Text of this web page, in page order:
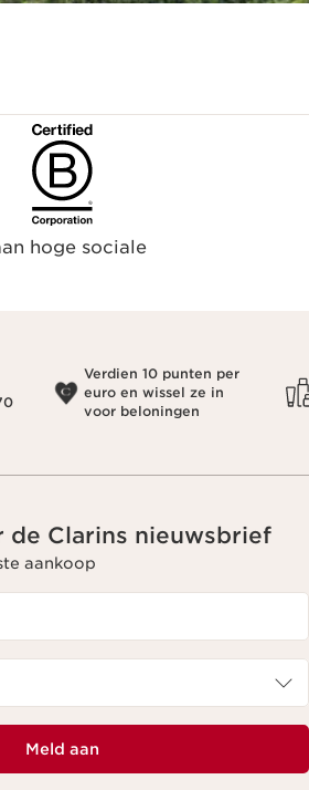
hoge sociale
Verdien 10 punten per
euro en wissel ze in
voor beloningen
de Clarins nieuwsbrief
aankoop
Meld aan